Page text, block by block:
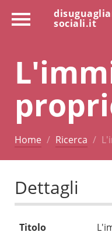
sociali.it
Home Ricerca
Dettagli
Titolo